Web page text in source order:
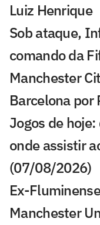
Luiz Henrique
Sob ataque,
comando da
Manchester
Barcelona por
Jogos de
onde assistir
(07/08/2026)
Ex-
Manchester